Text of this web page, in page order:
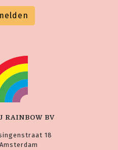
RAINBOW BV
18